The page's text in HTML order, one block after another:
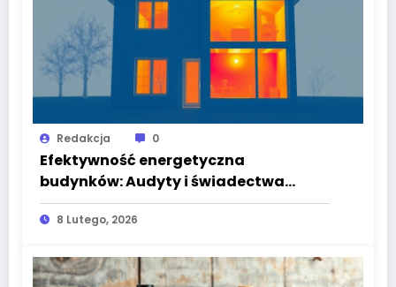
Redakcja 0
Efektywność energetyczna
budynków: Audyty i świadectwa
energetyczne
8 Lutego, 2026